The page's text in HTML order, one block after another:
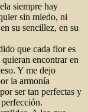
siempre hay
sin miedo, ni
su sencillez, en su
que cada flor es
encontrar en
Y me dejo
la armonía
ser tan perfectas y